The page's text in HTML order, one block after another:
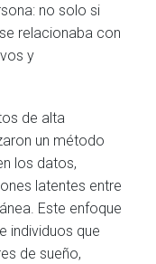
no solo si
relacionaba con
y
de alta
un método
los datos,
latentes entre
Este enfoque
individuos que
de sueño,